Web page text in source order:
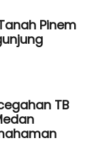
Pinem
TB